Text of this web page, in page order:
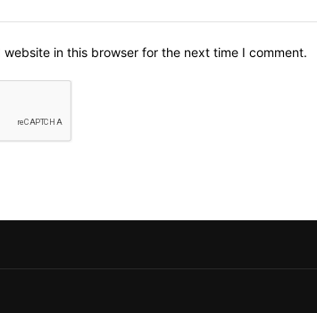
website in this browser for the next time I comment.